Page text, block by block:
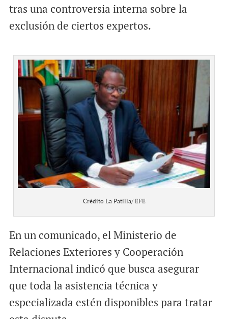
tras una controversia interna sobre la
exclusión de ciertos expertos.
Crédito La Patilla/ EFE
En un comunicado, el Ministerio de
Relaciones Exteriores y Cooperación
Internacional indicó que busca asegurar
que toda la asistencia técnica y
especializada estén disponibles para tratar